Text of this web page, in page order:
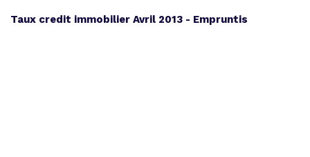
Taux credit immobilier Avril 2013 - Empruntis